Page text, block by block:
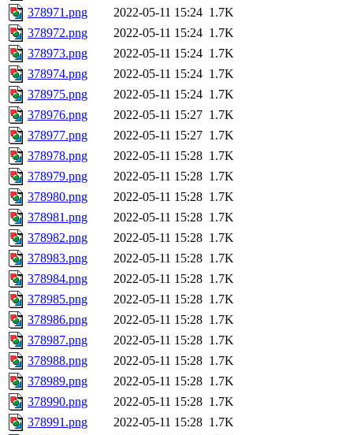
378971.png
2022-05-11 15:24 1.7K
378972.png
2022-05-11 15:24 1.7K
378973.png
2022-05-11 15:24 1.7K
378974.png
2022-05-11 15:24 1.7K
378975.png
2022-05-11 15:24 1.7K
378976.png
2022-05-11 15:27 1.7K
378977.png
2022-05-11 15:27 1.7K
378978.png
2022-05-11 15:28 1.7K
378979.png
2022-05-11 15:28 1.7K
378980.png
2022-05-11 15:28 1.7K
378981.png
2022-05-11 15:28 1.7K
378982.png
2022-05-11 15:28 1.7K
378983.png
2022-05-11 15:28 1.7K
378984.png
2022-05-11 15:28 1.7K
378985.png
2022-05-11 15:28 1.7K
378986.png
2022-05-11 15:28 1.7K
378987.png
2022-05-11 15:28 1.7K
378988.png
2022-05-11 15:28 1.7K
378989.png
2022-05-11 15:28 1.7K
378990.png
2022-05-11 15:28 1.7K
378991.png
2022-05-11 15:28 1.7K